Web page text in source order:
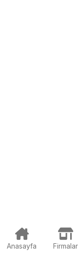
Anasayfa Firmalar